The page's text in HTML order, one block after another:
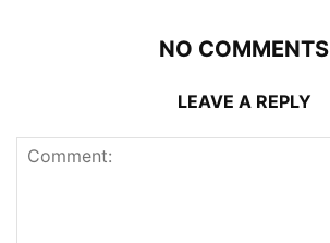
NO COMMENTS
LEAVE A REPLY